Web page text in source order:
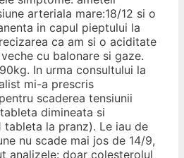
arteriala mare:18/12 si o
in capul pieptului la
ca am si o aciditate
cu balonare si gaze.
In urma consultului la
mi-a prescris
scaderea tensiunii
tableta dimineata si
tableta la pranz). Le iau de
nu scade mai jos de 14/9,
analizele: doar colesterolul